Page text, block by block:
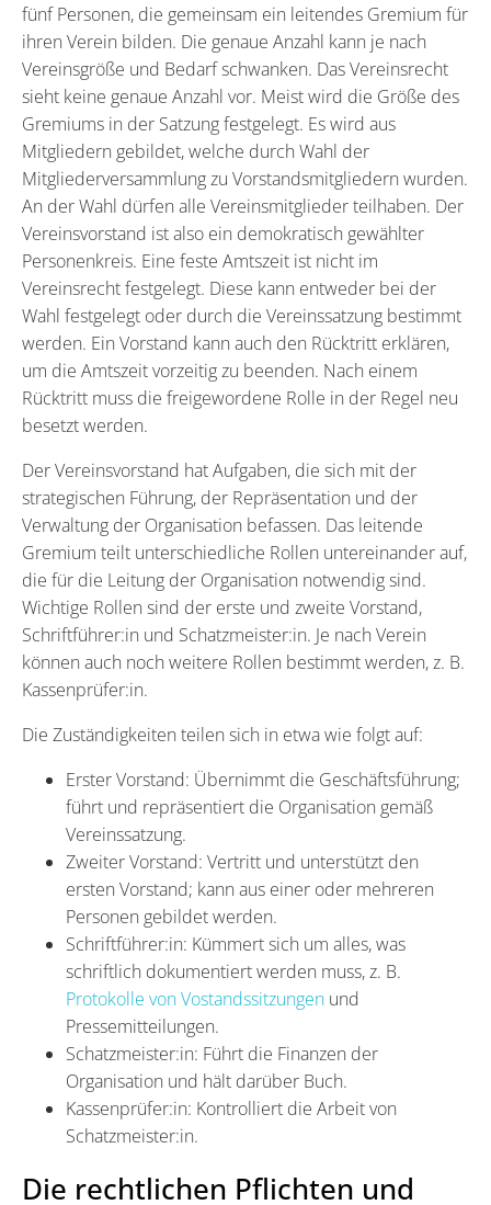
fünf Personen, die gemeinsam ein leitendes Gremium für
ihren Verein bilden. Die genaue Anzahl kann je nach
Vereinsgröße und Bedarf schwanken. Das Vereinsrecht
sieht keine genaue Anzahl vor. Meist wird die Größe des
Gremiums in der Satzung festgelegt. Es wird aus
Mitgliedern gebildet, welche durch Wahl der
Mitgliederversammlung zu Vorstandsmitgliedern wurden.
An der Wahl dürfen alle Vereinsmitglieder teilhaben. Der
Vereinsvorstand ist also ein demokratisch gewählter
Personenkreis. Eine feste Amtszeit ist nicht im
Vereinsrecht festgelegt. Diese kann entweder bei der
Wahl festgelegt oder durch die Vereinssatzung bestimmt
werden. Ein Vorstand kann auch den Rücktritt erklären,
um die Amtszeit vorzeitig zu beenden. Nach einem
Rücktritt muss die freigewordene Rolle in der Regel neu
besetzt werden.
Der Vereinsvorstand hat Aufgaben, die sich mit der
strategischen Führung, der Repräsentation und der
Verwaltung der Organisation befassen. Das leitende
Gremium teilt unterschiedliche Rollen untereinander auf,
die für die Leitung der Organisation notwendig sind.
Wichtige Rollen sind der erste und zweite Vorstand,
Schriftführer:in und Schatzmeister:in. Je nach Verein
können auch noch weitere Rollen bestimmt werden, z. B.
Kassenprüfer:in.
Die Zuständigkeiten teilen sich in etwa wie folgt auf:
Erster Vorstand: Übernimmt die Geschäftsführung;
führt und repräsentiert die Organisation gemäß
Vereinssatzung.
Zweiter Vorstand: Vertritt und unterstützt den
ersten Vorstand; kann aus einer oder mehreren
Personen gebildet werden.
Schriftführer:in: Kümmert sich um alles, was
schriftlich dokumentiert werden muss, z. B.
Protokolle von Vostandssitzungen und
Pressemitteilungen.
Schatzmeister:in: Führt die Finanzen der
Organisation und hält darüber Buch.
Kassenprüfer:in: Kontrolliert die Arbeit von
Schatzmeister:in.
Die rechtlichen Pflichten und